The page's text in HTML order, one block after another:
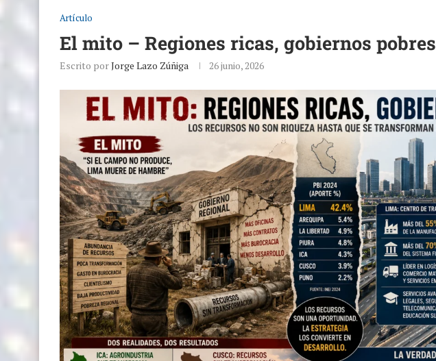
Artículo
El mito – Regiones ricas, gobiernos pobres
Escrito porJorge Lazo Zúñiga 26 junio, 2026